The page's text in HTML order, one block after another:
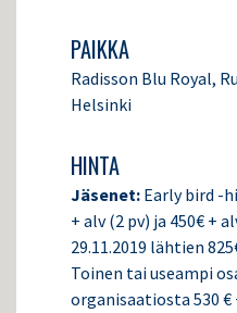
PAIKKA
Radisson Blu Royal,
Helsinki
HINTA
Jäsenet: Early bird -
+ alv (2 pv) ja 450€ +
29.11.2019 lähtien
Toinen tai useampi
organisaatiosta 530 €